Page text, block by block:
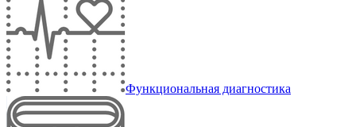
Функциональная диагностика